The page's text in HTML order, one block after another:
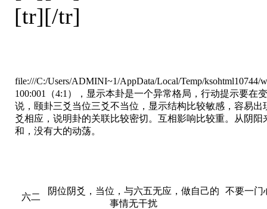
[tr][/tr]
file:///C:/Users/ADMINI~1/AppData/Local/Temp/ksohtml10744/
100:001（4:1），显示本卦是一个异常格局，行动提示要在
说，颐卦三爻当位三爻不当位，显示结构比较敏感，容易
爻相应，说明卦的关联比较密切。互相影响比较重。从阴
和，没有大的动荡。
六二
阴位阴爻，当位，与六五无应，做自己的
事情无干扰
不要一门